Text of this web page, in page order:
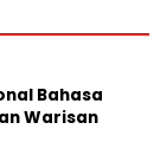
Bahasa
Warisan